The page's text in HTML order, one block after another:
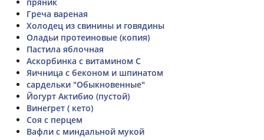
Греча вареная
Холодец из свинины и говядины
Оладьи протеиновые (копия)
Пастила яблочная
Аскорбинка с витамином C
Яичница с беконом и шпинатом
сардельки "Обыкновенные"
Йогурт Актибио (пустой)
Винегрет ( кето)
Соя с перцем
Вафли с миндальной мукой